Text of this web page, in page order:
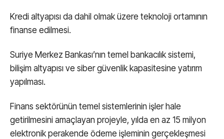
Kredi altyapısı da dahil olmak üzere teknoloji ortamının
finanse edilmesi.
Suriye Merkez Bankası’nın temel bankacılık sistemi,
bilişim altyapısı ve siber güvenlik kapasitesine yatırım
yapılması.
Finans sektörünün temel sistemlerinin işler hale
getirilmesini amaçlayan projeyle, yılda en az 15 milyon
elektronik perakende ödeme işleminin gerçekleşmesi